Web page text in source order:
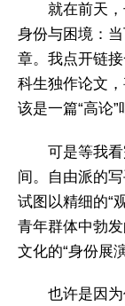
就在前天
身份与困境：
章。我点开链
科生独作论文
该是一篇“高论”
可是等我
间。自由派的
试图以精细的“
青年群体中勃
文化的“身份展
也许是因